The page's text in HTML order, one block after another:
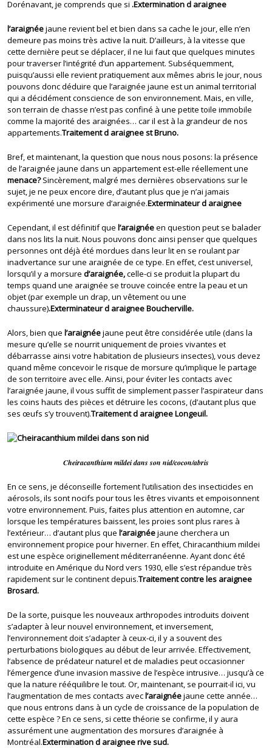
Dorénavant, je comprends que si .Extermination d araignee
l’araignéejaune revient bel et bien dans sa cache le jour, elle n’en
demeure pas moins très active la nuit. D’ailleurs, à la vitesse que
cette dernière peut se déplacer, il ne lui faut que quelques minutes
pour traverser l’intégrité d’un appartement. Subséquemment,
puisqu’aussi elle revient pratiquement aux mêmes abris le jour, nous
pouvons donc déduire que l’araignée jaune est un animal territorial
qui a décidément conscience de son environnement. Mais, en ville,
son terrain de chasse n’est pas confiné à une petite toile immobile
comme la majorité des araignées… car il est à la grandeur de nos
appartements.Traitement d araignee st Bruno.
Bref, et maintenant, la question que nous nous posons: la présence
de l’araignée jaune dans un appartement est-elle réellement une
menace?Sincèrement, malgré mes dernières observations sur le
sujet, je ne peux encore dire, d’autant plus que je n’ai jamais
expérimenté une morsure d’araignée.Exterminateur d araignee
Cependant, il est définitif quel’araignéeen question peut se balader
dans nos lits la nuit. Nous pouvons donc ainsi penser que quelques
personnes ont déjà été mordues dans leur lit en se roulant par
inadvertance sur une araignée de ce type. En effet, c’est universel,
lorsqu’il y a morsured’araignée,celle-ci se produit la plupart du
temps quand une araignée se trouve coincée entre la peau et un
objet (par exemple un drap, un vêtement ou une
chaussure).Exterminateur d araignee Boucherville.
Alors, bien quel’araignéejaune peut être considérée utile (dans la
mesure qu’elle se nourrit uniquement de proies vivantes et
débarrasse ainsi votre habitation de plusieurs insectes), vous devez
quand même concevoir le risque de morsure qu’implique le partage
de son territoire avec elle. Ainsi, pour éviter les contacts avec
l’araignée jaune, il vous suffit de simplement passer l’aspirateur dans
les coins hauts des pièces et détruire les cocons, (d’autant plus que
ses œufs s’y trouvent).Traitement d araignee Longeuil.
Cheiracanthium mildei dans son nid/cocon/abris
En ce sens, je déconseille fortement l’utilisation des insecticides en
aérosols, ils sont nocifs pour tous les êtres vivants et empoisonnent
votre environnement. Puis, faites plus attention en automne, car
lorsque les températures baissent, les proies sont plus rares à
l’extérieur… d’autant plus quel’araignéejaune cherchera un
environnement propice pour hiverner. En effet, Chiracanthium mildei
est une espèce originellement méditerranéenne. Ayant donc été
introduite en Amérique du Nord vers 1930, elle s’est répandue très
rapidement sur le continent depuis.Traitement contre les araignee
Brosard.
De la sorte, puisque les nouveaux arthropodes introduits doivent
s’adapter à leur nouvel environnement, et inversement,
l’environnement doit s’adapter à ceux-ci, il y a souvent des
perturbations biologiques au début de leur arrivée. Effectivement,
l’absence de prédateur naturel et de maladies peut occasionner
l’émergence d’une invasion massive de l’espèce intrusive… jusqu’à ce
que la nature rééquilibre le tout. Or, maintenant, se pourrait-il ici, vu
l’augmentation de mes contacts avecl’araignéejaune cette année…
que nous entrons dans à un cycle de croissance de la population de
cette espèce ? En ce sens, si cette théorie se confirme, il y aura
assurément une augmentation des morsures d’araignée à
Montréal.Extermination d araignee rive sud.